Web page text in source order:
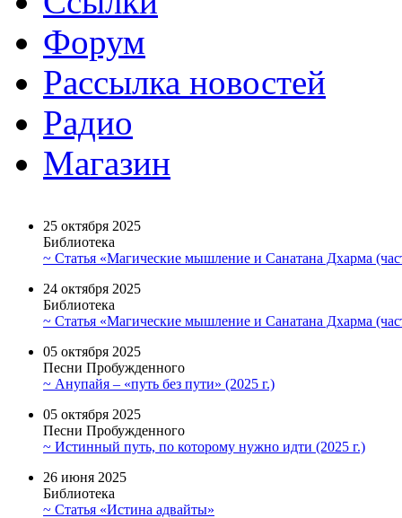
Форум
Рассылка новостей
Радио
Магазин
25 октября 2025
Библиотека
~ Статья «Магические мышление и Санатана Дхарма
24 октября 2025
Библиотека
~ Статья «Магические мышление и Санатана Дхарма
05 октября 2025
Песни Пробужденного
~ Анупайя – «путь без пути» (2025 г.)
05 октября 2025
Песни Пробужденного
~ Истинный путь, по которому нужно идти (2025 г.)
26 июня 2025
Библиотека
~ Статья «Истина адвайты»